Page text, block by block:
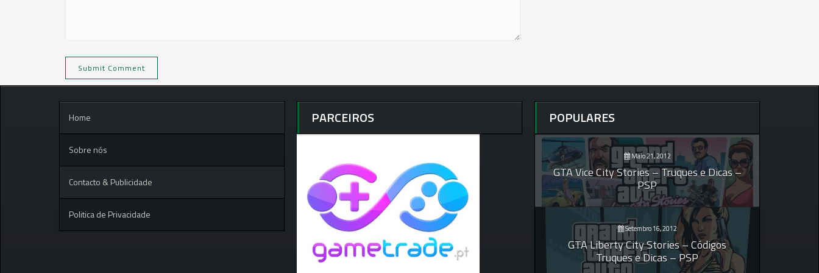
Home
Sobre nós
Contacto & Publicidade
Politica de Privacidade
PARCEIROS POPULARES
Maio 21, 2012
GTA Vice City Stories – Truques e Dicas –
PSP
Setembro 16, 2012
GTA Liberty City Stories – Códigos
Truques e Dicas – PSP